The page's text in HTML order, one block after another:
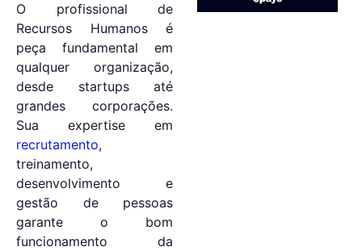
O profissional de
Recursos Humanos é
peça fundamental em
qualquer organização,
desde startups até
grandes corporações.
Sua expertise em
recrutamento,
treinamento,
desenvolvimento e
gestão de pessoas
garante o bom
funcionamento da